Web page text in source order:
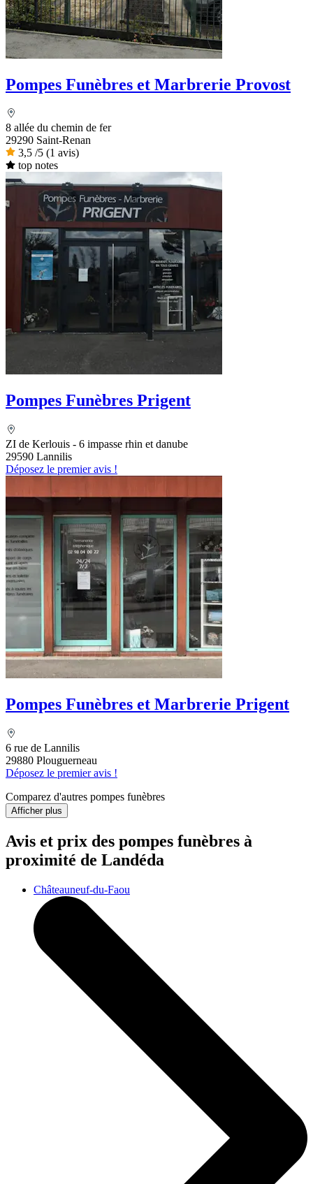
Pompes Funèbres et Marbrerie Provost
8 allée du chemin de fer
29290 Saint-Renan
3,5 /5 (1 avis)
top notes
Pompes Funèbres Prigent
ZI de Kerlouis - 6 impasse rhin et danube
29590 Lannilis
Déposez le premier avis !
Pompes Funèbres et Marbrerie Prigent
6 rue de Lannilis
29880 Plouguerneau
Déposez le premier avis !
Comparez d'autres pompes funèbres
Afficher plus
Avis et prix des pompes funèbres à
proximité de Landéda
Châteauneuf-du-Faou